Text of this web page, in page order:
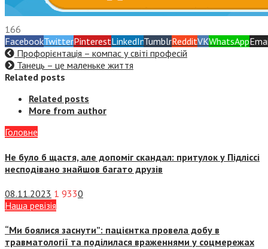
166
FacebookTwitterPinterestLinkedInTumblrRedditVKWhatsApp
Профорієнтація – компас у світі професій
Танець – це маленьке життя
Related posts
Related posts
More from author
Головне
Не було б щастя, але допоміг скандал: притулок у Підліссі
несподівано знайшов багато друзів
08.11.2023 1 9330
Наша ревізія
“Ми боялися заснути”: пацієнтка провела добу в
травматології та поділилася враженнями у соцмережах